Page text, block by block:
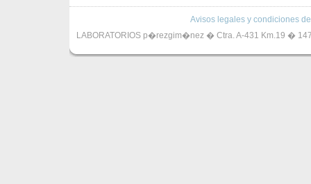
Avisos legales y condiciones
LABORATORIOS p�rezgim�nez � Ctra. A-431 Km.19 �